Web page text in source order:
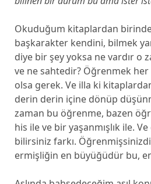
Okuduğum kitaplardan
başkarakter kendini, bilmek
diye bir şey yoksa ne vardır o
ve ne sahtedir? Öğrenmek her
olsa gerek. Ve illa ki
derin derin içine dönüp
zaman bu öğrenme, bazen
his ile ve bir yaşanmışlık ile.
bilirsiniz farkı.
ermişliğin en büyüğüdür bu, en